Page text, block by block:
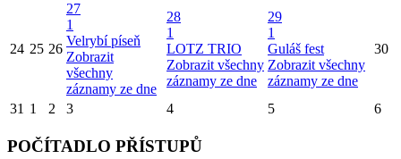
24 25 26
27
1
Velrybí píseň
Zobrazit
všechny
záznamy ze dne
28
1
LOTZ TRIO
Zobrazit všechny
záznamy ze dne
29
1
Guláš fest
Zobrazit všechny
záznamy ze dne
30
31 1 2 3 4 5 6
POČÍTADLO PŘÍSTUPŮ